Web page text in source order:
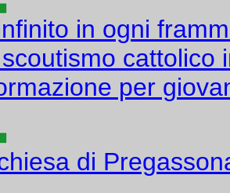
in ogni
cattolico
per
di